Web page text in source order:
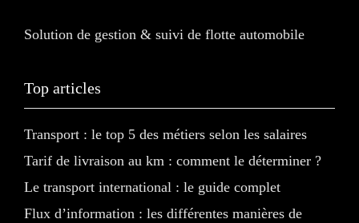
Solution de gestion & suivi de flotte automobile
Top articles
Transport : le top 5 des métiers selon les salaires
Tarif de livraison au km : comment le déterminer ?
Le transport international : le guide complet
Flux d’information : les différentes manières de